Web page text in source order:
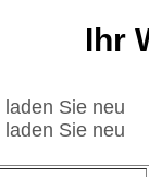
Ihr
Sie neu
Sie neu